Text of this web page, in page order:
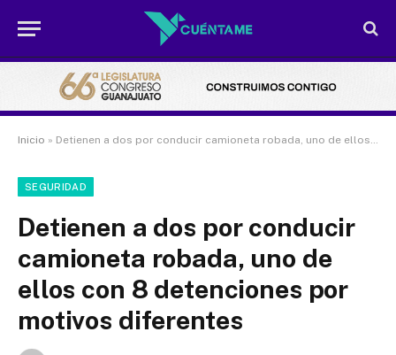
Inicio » Detienen a dos por conducir camioneta robada, uno de ellos con 8 detenciones por motivos diferentes
SEGURIDAD
Detienen a dos por conducir
camioneta robada, uno de
ellos con 8 detenciones por
motivos diferentes